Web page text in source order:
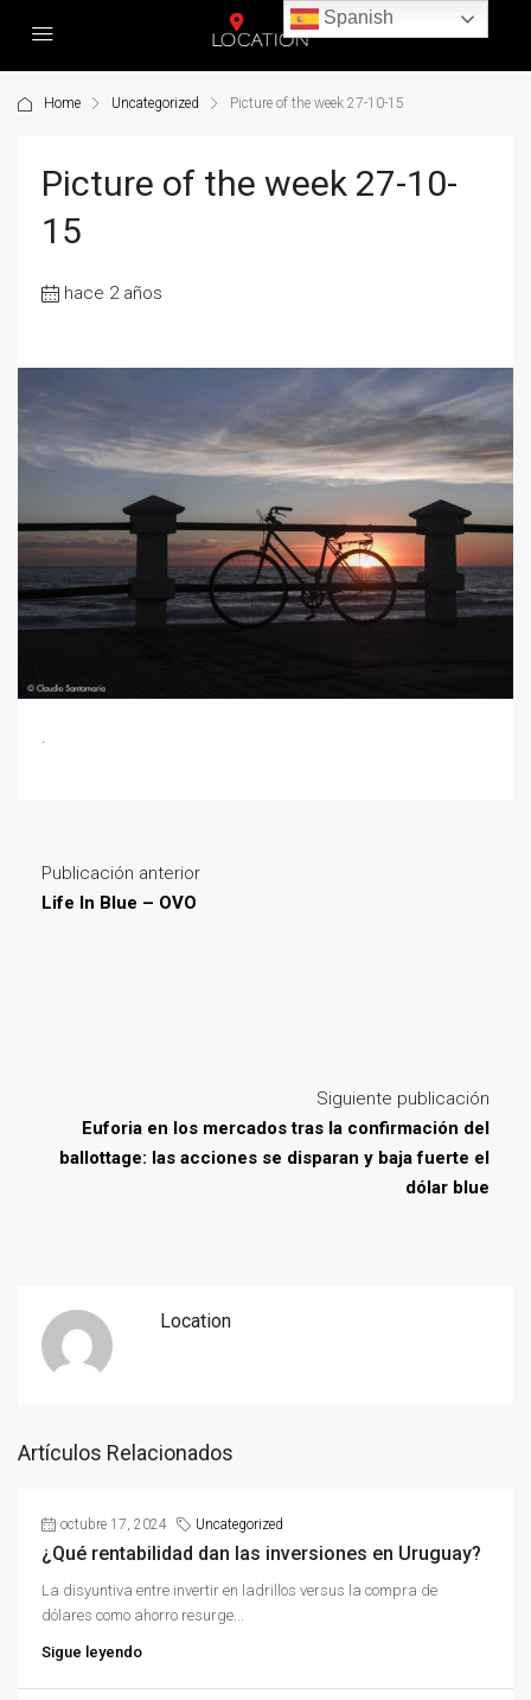
Home Uncategorized Picture of the week 27-10-15
Picture of the week 27-10-
15
hace 2 años
.
Publicación anterior
Life In Blue – OVO
Siguiente publicación
Euforia en los mercados tras la confirmación del
ballottage: las acciones se disparan y baja fuerte el
dólar blue
Location
Artículos Relacionados
octubre 17, 2024 Uncategorized
¿Qué rentabilidad dan las inversiones en Uruguay?
La disyuntiva entre invertir en ladrillos versus la compra de
dólares como ahorro resurge...
Sigue leyendo
Spanish